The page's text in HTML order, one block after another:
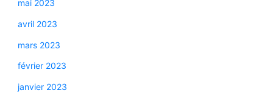
mai 2023
avril 2023
mars 2023
février 2023
janvier 2023